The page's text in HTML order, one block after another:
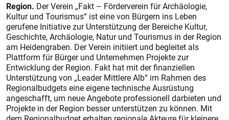
Region. Der Verein „Fakt – Förderverein für Archäologie,
Kultur und Tourismus“ ist eine von Bürgern ins Leben
gerufene Initiative zur Unterstützung der Bereiche Kultur,
Geschichte, Archäologie, Natur und Tourismus in der Region
am Heidengraben. Der Verein initiiert und begleitet als
Plattform für Bürger und Unternehmen Projekte zur
Entwicklung der Region. Fakt hat mit der finanziellen
Unterstützung von „Leader Mittlere Alb“ im Rahmen des
Regionalbudgets eine eigene technische Ausrüstung
angeschafft, um neue Angebote professionell darbieten und
Projekte in der Region besser unterstützen zu können. Mit